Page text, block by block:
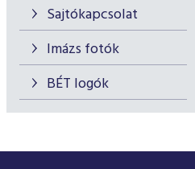
Sajtókapcsolat
Imázs fotók
BÉT logók